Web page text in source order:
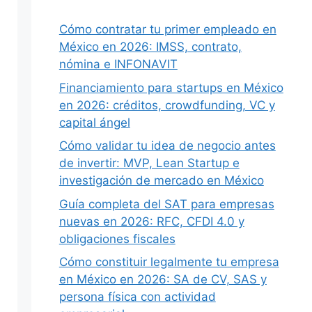
Cómo contratar tu primer empleado en
México en 2026: IMSS, contrato,
nómina e INFONAVIT
Financiamiento para startups en México
en 2026: créditos, crowdfunding, VC y
capital ángel
Cómo validar tu idea de negocio antes
de invertir: MVP, Lean Startup e
investigación de mercado en México
Guía completa del SAT para empresas
nuevas en 2026: RFC, CFDI 4.0 y
obligaciones fiscales
Cómo constituir legalmente tu empresa
en México en 2026: SA de CV, SAS y
persona física con actividad